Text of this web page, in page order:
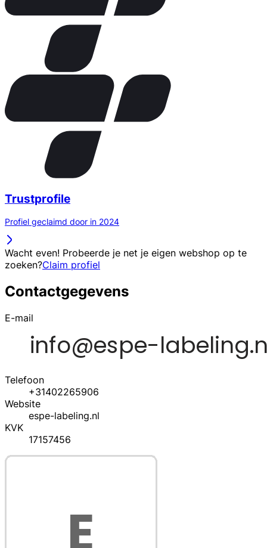
Trustprofile
Profiel geclaimd door in 2024
Wacht even! Probeerde je net je eigen webshop op te
zoeken?Claim profiel
Contactgegevens
E-mail
Telefoon
+31402265906
Website
espe-labeling.nl
KVK
17157456